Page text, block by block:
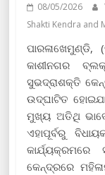
08/05/2026
Shakti Kendra and
ପାରଳାଖେମୁଣ୍ଡି,
କାଶୀନଗର
ସୁଭଦ୍ରାଶକ୍ତି
ଉଦ୍‌ଘାଟିତ
ମୁଖ୍ୟ ଅତିଥି
ଏହାପୂର୍ବରୁ
କେନ୍ଦ୍ରରେ